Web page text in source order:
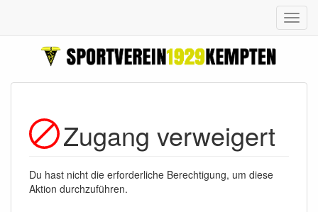
Zugang verweigert
Du hast nicht die erforderliche Berechtigung, um diese
Aktion durchzuführen.